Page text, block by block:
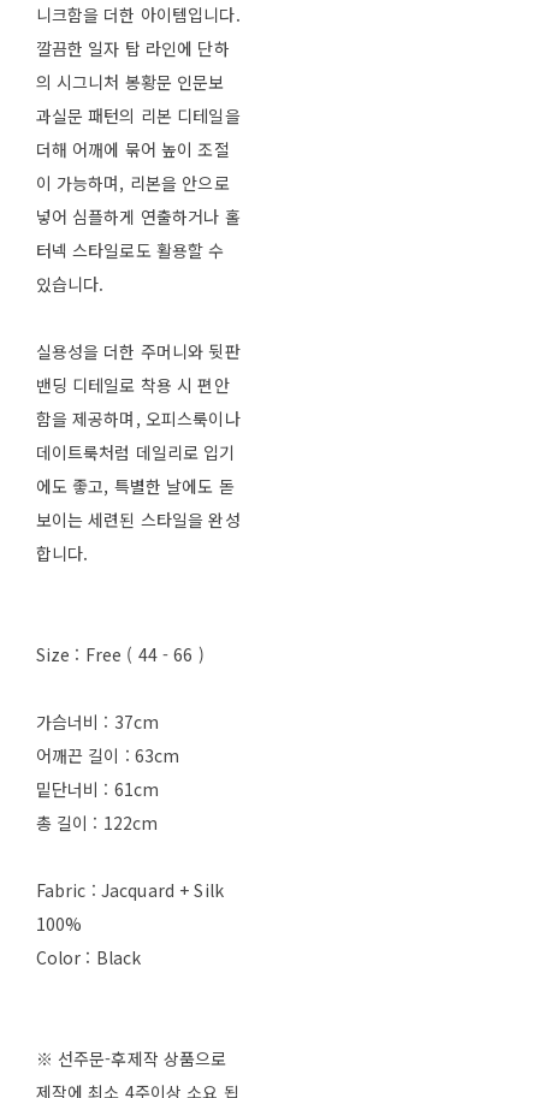
니크함을 더한 아이템입니다.
깔끔한 일자 탑 라인에 단하
의 시그니처 봉황문 인문보
과실문 패턴의 리본 디테일을
더해 어깨에 묶어 높이 조절
이 가능하며, 리본을 안으로
넣어 심플하게 연출하거나 홀
터넥 스타일로도 활용할 수
있습니다.
실용성을 더한 주머니와 뒷판
밴딩 디테일로 착용 시 편안
함을 제공하며, 오피스룩이나
데이트룩처럼 데일리로 입기
에도 좋고, 특별한 날에도 돋
보이는 세련된 스타일을 완성
합니다.
Size : Free ( 44 - 66 )
가슴너비 : 37cm
어깨끈 길이 : 63cm
밑단너비 : 61cm
총 길이 : 122cm
Fabric : Jacquard + Silk
100%
Color : Black
※ 선주문-후제작 상품으로
제작에 최소 4주이상 소요 됩